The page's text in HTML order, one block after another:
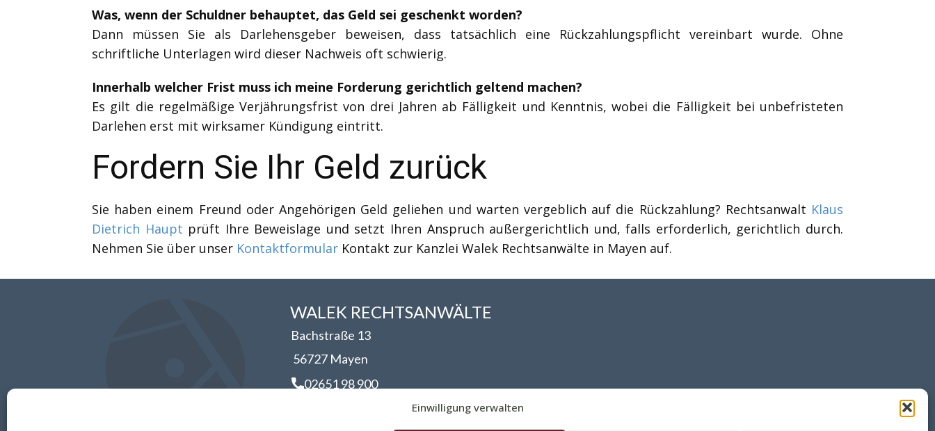
Einwilligung verwalten
Was, wenn der Schuldner behauptet, das Geld sei geschenkt worden?
Dann müssen Sie als Darlehensgeber beweisen, dass tatsächlich eine Rückzahlungspflicht vereinbart wurde. Ohne
schriftliche Unterlagen wird dieser Nachweis oft schwierig.
Innerhalb welcher Frist muss ich meine Forderung gerichtlich geltend machen?
Es gilt die regelmäßige Verjährungsfrist von drei Jahren ab Fälligkeit und Kenntnis, wobei die Fälligkeit bei unbefristeten
Darlehen erst mit wirksamer Kündigung eintritt.
Fordern Sie Ihr Geld zurück
Sie haben einem Freund oder Angehörigen Geld geliehen und warten vergeblich auf die Rückzahlung? Rechtsanwalt Klaus
Dietrich Haupt prüft Ihre Beweislage und setzt Ihren Anspruch außergerichtlich und, falls erforderlich, gerichtlich durch.
Nehmen Sie über unser Kontaktformular Kontakt zur Kanzlei Walek Rechtsanwälte in Mayen auf.
WALEK RECHTSANWÄLT​​E
Bachstraße 13
56727 Mayen
02651 98 900
info@walek-rechtsanwaelte.de